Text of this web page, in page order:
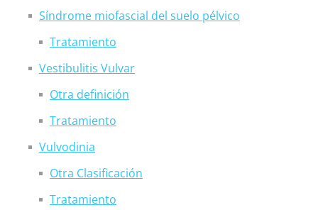
Síndrome miofascial del suelo pélvico
Tratamiento
Vestibulitis Vulvar
Otra definición
Tratamiento
Vulvodinia
Otra Clasificación
Tratamiento